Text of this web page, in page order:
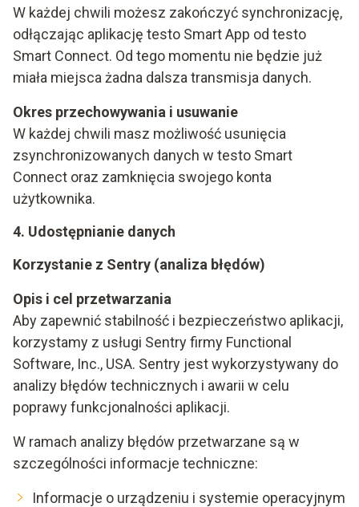
W każdej chwili możesz zakończyć synchronizację,
odłączając aplikację testo Smart App od testo
Smart Connect. Od tego momentu nie będzie już
miała miejsca żadna dalsza transmisja danych.
Okres przechowywania i usuwanie
W każdej chwili masz możliwość usunięcia
zsynchronizowanych danych w testo Smart
Connect oraz zamknięcia swojego konta
użytkownika.
4. Udostępnianie danych
Korzystanie z Sentry (analiza błędów)
Opis i cel przetwarzania
Aby zapewnić stabilność i bezpieczeństwo aplikacji,
korzystamy z usługi Sentry firmy Functional
Software, Inc., USA. Sentry jest wykorzystywany do
analizy błędów technicznych i awarii w celu
poprawy funkcjonalności aplikacji.
W ramach analizy błędów przetwarzane są w
szczególności informacje techniczne:
Informacje o urządzeniu i systemie operacyjnym